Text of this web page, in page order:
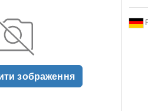
зображення